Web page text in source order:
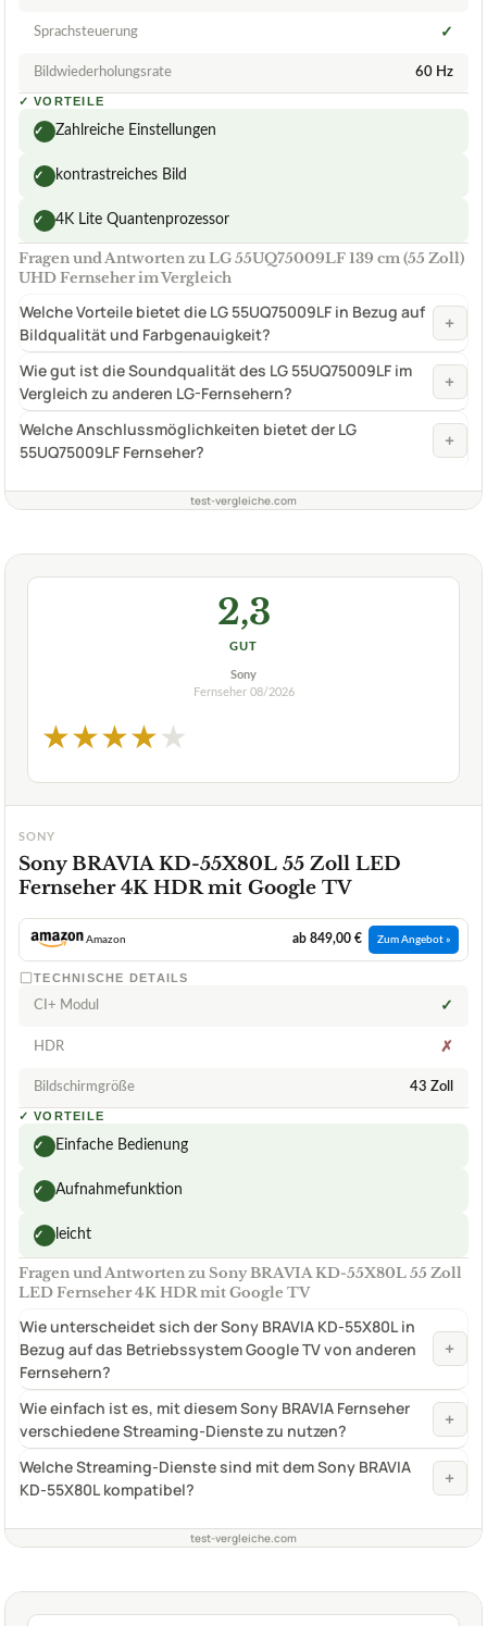
Sprachsteuerung ✓
Bildwiederholungsrate 60 Hz
✓ VORTEILE
✓ Zahlreiche Einstellungen
✓ kontrastreiches Bild
✓ 4K Lite Quantenprozessor
Fragen und Antworten zu LG 55UQ75009LF 139 cm (55 Zoll)
UHD Fernseher im Vergleich
Welche Vorteile bietet die LG 55UQ75009LF in Bezug auf
Bildqualität und Farbgenauigkeit?
+
Wie gut ist die Soundqualität des LG 55UQ75009LF im
Vergleich zu anderen LG-Fernsehern?
+
Welche Anschlussmöglichkeiten bietet der LG
55UQ75009LF Fernseher?
+
test-vergleiche.com
2,3
GUT
Sony
Fernseher 08/2026
★★★★★
SONY
Sony BRAVIA KD-55X80L 55 Zoll LED
Fernseher 4K HDR mit Google TV
Amazon ab 849,00 € Zum Angebot »
TECHNISCHE DETAILS
CI+ Modul ✓
HDR ✗
Bildschirmgröße 43 Zoll
✓ VORTEILE
✓ Einfache Bedienung
✓ Aufnahmefunktion
✓ leicht
Fragen und Antworten zu Sony BRAVIA KD-55X80L 55 Zoll
LED Fernseher 4K HDR mit Google TV
Wie unterscheidet sich der Sony BRAVIA KD-55X80L in
Bezug auf das Betriebssystem Google TV von anderen
Fernsehern?
+
Wie einfach ist es, mit diesem Sony BRAVIA Fernseher
verschiedene Streaming-Dienste zu nutzen?
+
Welche Streaming-Dienste sind mit dem Sony BRAVIA
KD-55X80L kompatibel?
+
test-vergleiche.com